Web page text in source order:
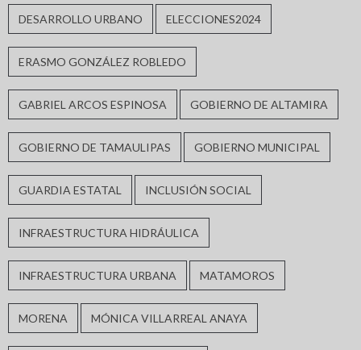
DESARROLLO URBANO ELECCIONES2024
ERASMO GONZÁLEZ ROBLEDO
GABRIEL ARCOS ESPINOSA GOBIERNO DE ALTAMIRA
GOBIERNO DE TAMAULIPAS GOBIERNO MUNICIPAL
GUARDIA ESTATAL INCLUSIÓN SOCIAL
INFRAESTRUCTURA HIDRÁULICA
INFRAESTRUCTURA URBANA MATAMOROS
MORENA MÓNICA VILLARREAL ANAYA